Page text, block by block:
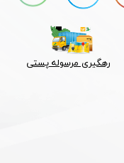
رهگیری مرسوله پستی​​​​​​​